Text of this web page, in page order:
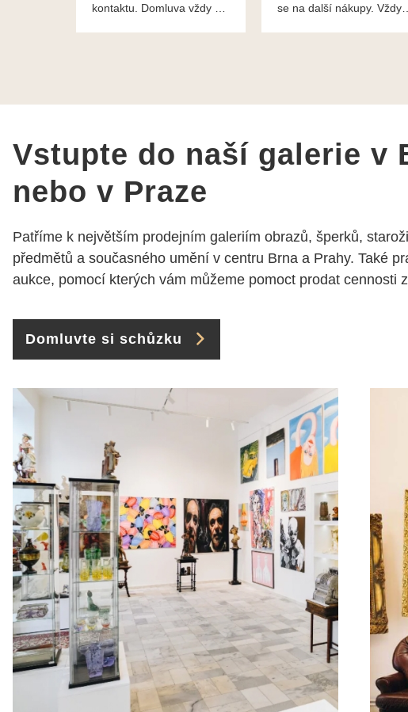
kontaktu. Domluva vždy na
Moc děkuji a doporučuji se
jak už bylo napsáno - na
požádání Vám šperky z
Super !!! pí Papoušková
se na další nákupy. Vždy
Vstupte do naší galerie v
nebo v Praze
Patříme k největším prodejním galeriím obrazů, šperků,
předmětů a současného umění v centru Brna a Prahy. Také
aukce, pomocí kterých vám můžeme pomoct prodat cennosti
Domluvte si schůzku